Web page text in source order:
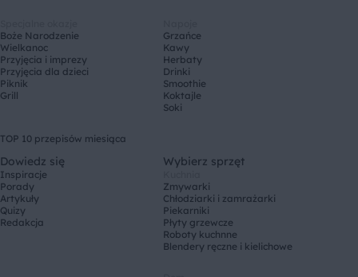
Boże Narodzenie
Wielkanoc
Przyjęcia i imprezy
Przyjęcia dla dzieci
Piknik
Grill
Grzańce
Kawy
Herbaty
Drinki
Smoothie
Koktajle
Soki
TOP 10 przepisów miesiąca
Dowiedz się
Inspiracje
Porady
Artykuły
Quizy
Redakcja
Wybierz sprzęt
Zmywarki
Chłodziarki i zamrażarki
Piekarniki
Płyty grzewcze
Roboty kuchnne
Blendery ręczne i kielichowe